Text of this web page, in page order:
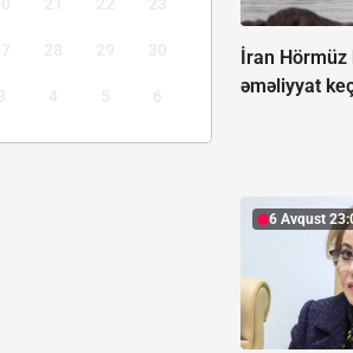
İran Hörmüz
əməliyyat
6 Avqust